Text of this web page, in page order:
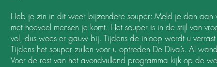
Heb je zin in dit weer bijzondere souper: Meld je dan
met hoeveel mensen je komt. Het souper is in de stijl van
vol, dus wees er gauw bij. Tijdens de inloop wordt u
Tijdens het souper zullen voor u optreden De Diva’s. Al
Voor de rest van het avondvullend programma kijk op de